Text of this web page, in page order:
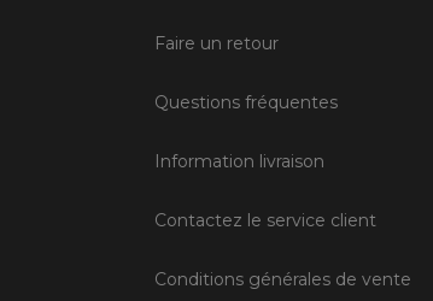
Faire un retour
Questions fréquentes
Information livraison
Contactez le service client
Conditions générales de vente